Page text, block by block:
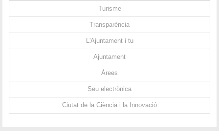
Turisme
Transparència
L'Ajuntament i tu
Ajuntament
Àrees
Seu electrònica
Ciutat de la Ciència i la Innovació